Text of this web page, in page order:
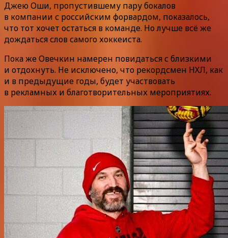
Джею Оши, пропустившему пару бокалов
в компании с российским форвардом, показалось,
что тот хочет остаться в команде. Но лучше всё же
дождаться слов самого хоккеиста.
Пока же Овечкин намерен повидаться с близкими
и отдохнуть. Не исключено, что рекордсмен НХЛ, как
и в предыдущие годы, будет участвовать
в рекламных и благотворительных мероприятиях.